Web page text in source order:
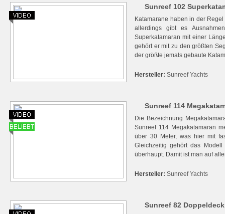
Sunreef 102
Katamarane haben in der
allerdings gibt es
Superkatamaran mit einer
gehört er mit zu den größten
der größte jemals gebaute
Hersteller: Sunreef Yachts
Sunreef 114
Die Bezeichnung
Sunreef 114 Megakatamaran
über 30 Meter, was hier mit
Gleichzeitig gehört das
überhaupt. Damit ist man auf
Hersteller: Sunreef Yachts
Sunreef 82